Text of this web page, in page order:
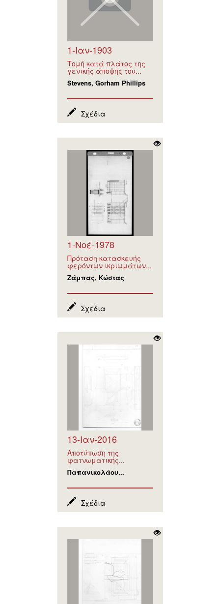
1-Ιαν-1903
Τομή κατά πλάτος της
γενικής άποψης του...
Stevens, Gorham Phillips
Σχέδια
1-Νοέ-1978
Πρόταση κατασκευής
φερόντων ικριωμάτων...
Ζάμπας, Κώστας
Σχέδια
13-Ιαν-2016
Αποτύπωση της
φατνωματικής...
Παπανικολάου...
Σχέδια